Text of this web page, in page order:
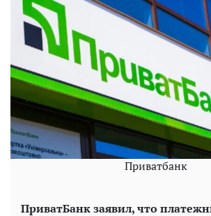
Приватбанк
ПриватБанк заявил, что